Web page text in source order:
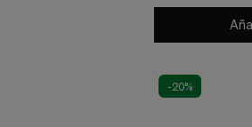
-20%